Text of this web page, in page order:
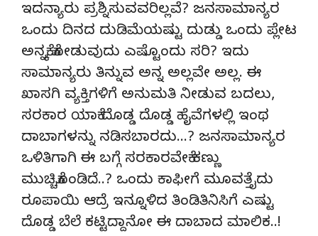
ಇದನ್ಯಾರು ಪ್ರಶ್ನಿಸುವವರಿಲ್ಲವೆ? ಜನಸಾಮಾನ್ಯರ
ಒಂದು ದಿನದ ದುಡಿಮೆಯಷ್ಟು ದುಡ್ಡು ಒಂದು ಪ್ಲೇಟ
ಅನ್ನಕ್ಕೆ ಕೋಡುವುದು ಎಷ್ಟೊಂದು ಸರಿ? ಇದು
ಸಾಮಾನ್ಯರು ತಿನ್ನುವ ಅನ್ನ ಅಲ್ಲವೇ ಅಲ್ಲ. ಈ
ಖಾಸಗಿ ವ್ಯಕ್ತಿಗಳಿಗೆ ಅನುಮತಿ ನೀಡುವ ಬದಲು,
ಸರಕಾರ ಯಾಕೆ ದೊಡ್ಡ ದೊಡ್ಡ ಹೈವೆಗಳಲ್ಲಿ ಇಂಥ
ದಾಬಾಗಳನ್ನು ನಡಿಸಬಾರದು…? ಜನಸಾಮಾನ್ಯರ
ಒಳಿತಿಗಾಗಿ ಈ ಬಗ್ಗೆ ಸರಕಾರವೇಕೆ ಕಣ್ಣು
ಮುಚ್ಚಿಕೊಂಡಿದೆ..? ಒಂದು ಕಾಫೀಗೆ ಮೂವತ್ತೈದು
ರೂಪಾಯಿ ಆದ್ರೆ ಇನ್ನೂಳಿದ ತಿಂಡಿತಿನಿಸಿಗೆ ಎಷ್ಟು
ದೊಡ್ಡ ಬೆಲೆ ಕಟ್ಟಿದ್ದಾನೋ ಈ ದಾಬಾದ ಮಾಲಿಕ..!